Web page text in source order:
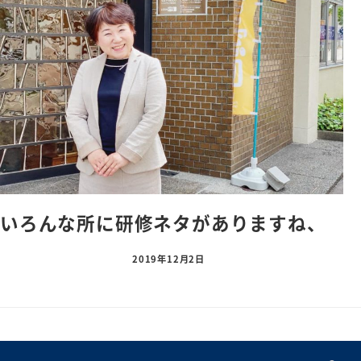
いろんな所に研修ネタがありますね、
2019年12月2日